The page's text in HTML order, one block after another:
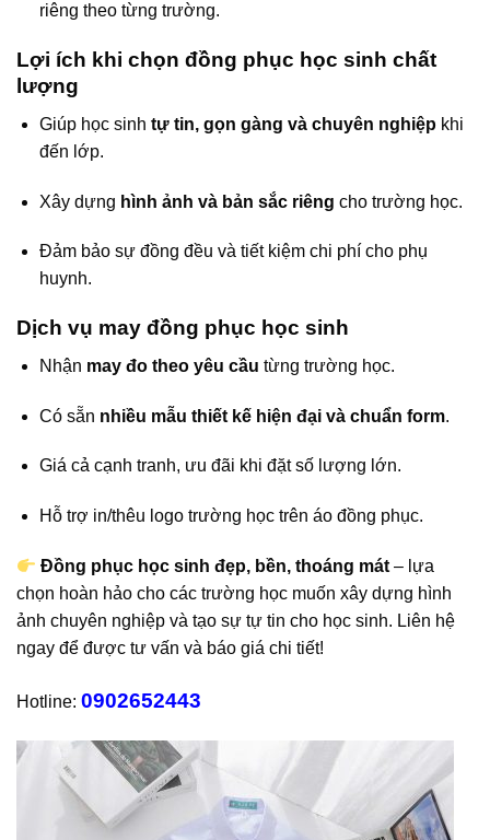
riêng theo từng trường.
Lợi ích khi chọn đồng phục học sinh chất
lượng
Giúp học sinh tự tin, gọn gàng và chuyên nghiệpkhi
đến lớp.
Xây dựng hình ảnh và bản sắc riêng cho trường học.
Đảm bảo sự đồng đều và tiết kiệm chi phí cho phụ
huynh.
Dịch vụ may đồng phục học sinh
Nhận may đo theo yêu cầu từng trường học.
Có sẵn nhiều mẫu thiết kế hiện đại và chuẩn form.
Giá cả cạnh tranh, ưu đãi khi đặt số lượng lớn.
Hỗ trợ in/thêu logo trường học trên áo đồng phục.
Đồng phục học sinh đẹp, bền, thoáng mát – lựa
chọn hoàn hảo cho các trường học muốn xây dựng hình
ảnh chuyên nghiệp và tạo sự tự tin cho học sinh. Liên hệ
ngay để được tư vấn và báo giá chi tiết!
Hotline: 0902652443